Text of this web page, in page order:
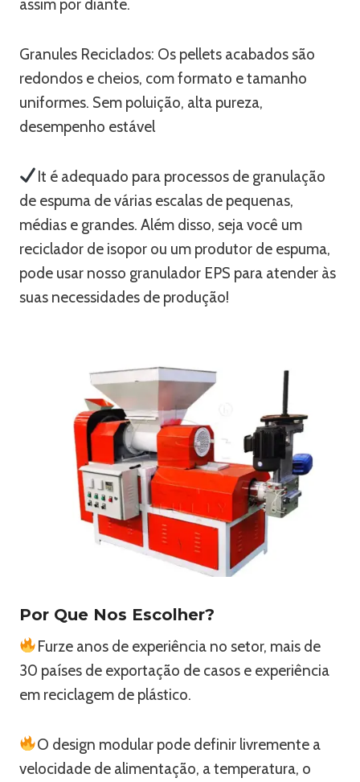
assim por diante.
Granules Reciclados: Os pellets acabados são
redondos e cheios, com formato e tamanho
uniformes. Sem poluição, alta pureza,
desempenho estável
It é adequado para processos de granulação
de espuma de várias escalas de pequenas,
médias e grandes. Além disso, seja você um
reciclador de isopor ou um produtor de espuma,
pode usar nosso granulador EPS para atender às
suas necessidades de produção!
Por Que Nos Escolher?
Furze anos de experiência no setor, mais de
30 países de exportação de casos e experiência
em reciclagem de plástico.
O design modular pode definir livremente a
velocidade de alimentação, a temperatura, o